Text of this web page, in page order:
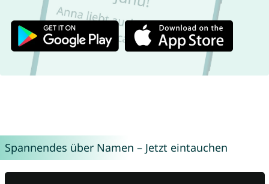
Spannendes über Namen – Jetzt eintauchen